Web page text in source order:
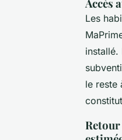
Accès
Les
installé.
le reste
Retour